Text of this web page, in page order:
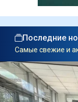
Последние
Самые свежие и